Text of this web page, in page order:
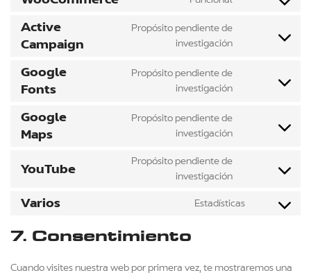
Active
Campaign
Propósito pendiente de
investigación
Google
Fonts
Propósito pendiente de
investigación
Google
Maps
Propósito pendiente de
investigación
YouTube
Propósito pendiente de
investigación
Varios Estadísticas
7. Consentimiento
Cuando visites nuestra web por primera vez, te mostraremos una